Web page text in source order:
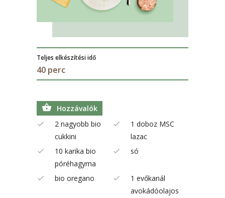
Teljes elkészítési idő
40 perc
Hozzávalók
2 nagyobb bio
cukkini
1 doboz MSC
lazac
10 karika bio
póréhagyma
só
bio oregano
1 evőkanál
avokádóolajos